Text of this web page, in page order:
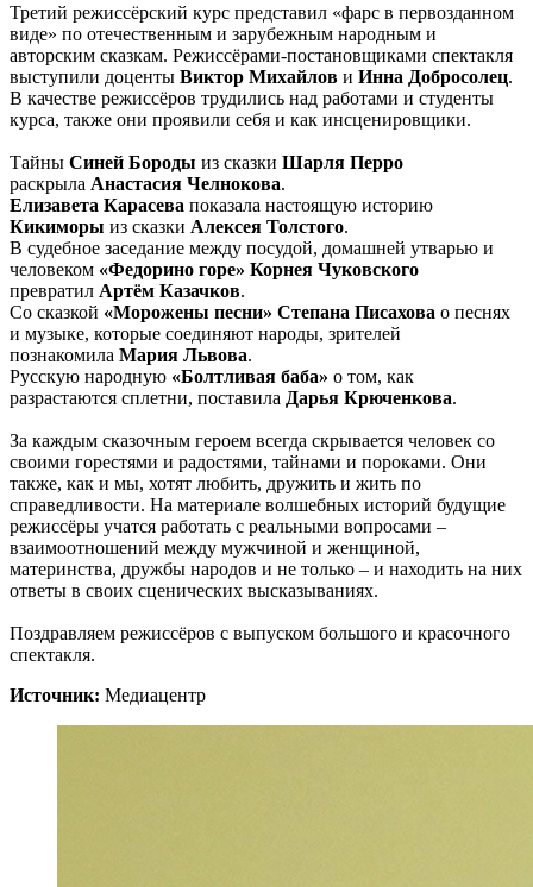
Третий режиссёрский курс представил «фарс в первозданном
виде» по отечественным и зарубежным народным и
авторским сказкам. Режиссёрами-постановщиками спектакля
выступили доценты Виктор Михайлов и Инна Добросолец.
В качестве режиссёров трудились над работами и студенты
курса, также они проявили себя и как инсценировщики.
Тайны Синей Бороды из сказки Шарля Перро
раскрыла Анастасия Челнокова.
Елизавета Карасева показала настоящую историю
Кикиморы из сказки Алексея Толстого.
В судебное заседание между посудой, домашней утварью и
человеком «Федорино горе» Корнея Чуковского
превратил Артём Казачков.
Со сказкой «Морожены песни» Степана Писахова о песнях
и музыке, которые соединяют народы, зрителей
познакомила Мария Львова.
Русскую народную «Болтливая баба» о том, как
разрастаются сплетни, поставила Дарья Крюченкова.
За каждым сказочным героем всегда скрывается человек со
своими горестями и радостями, тайнами и пороками. Они
также, как и мы, хотят любить, дружить и жить по
справедливости. На материале волшебных историй будущие
режиссёры учатся работать с реальными вопросами –
взаимоотношений между мужчиной и женщиной,
материнства, дружбы народов и не только – и находить на них
ответы в своих сценических высказываниях.
Поздравляем режиссёров с выпуском большого и красочного
спектакля.
Источник: Медиацентр